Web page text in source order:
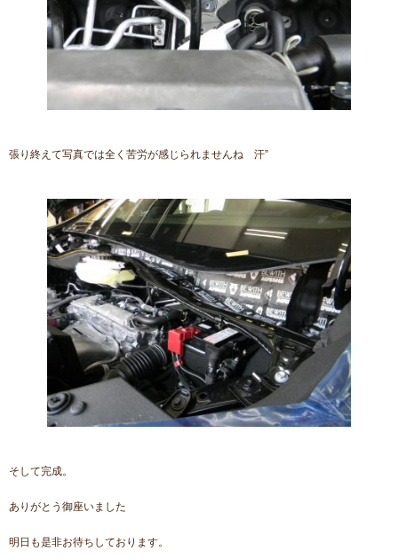
張り終えて写真では全く苦労が感じられませんね 汗”
そして完成。
ありがとう御座いました
明日も是非お待ちしております。